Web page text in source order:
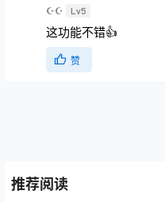
☪☪ Lv5
这功能不错👍
赞
推荐阅读